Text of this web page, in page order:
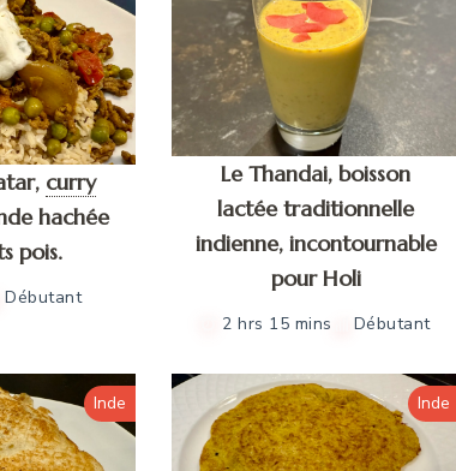
curry
hachée
pois.
Débutant
Le Thandai, boisson
lactée traditionnelle
indienne, incontournable
pour Holi
2 hrs 15 mins Débutant
Inde Inde